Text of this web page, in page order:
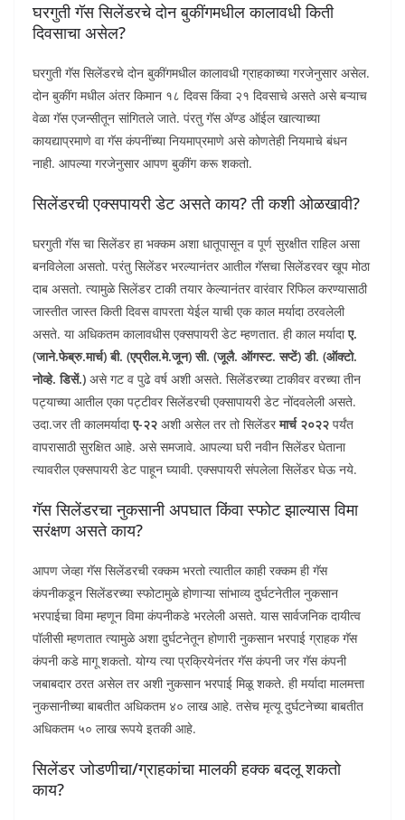
घरगुती गॅस सिलेंडरचे दोन बुकींगमधील कालावधी किती
दिवसाचा असेल?
घरगुती गॅस सिलेंडरचे दोन बुकींगमधील कालावधी ग्राहकाच्या गरजेनुसार असेल.
दोन बुकींग मधील अंतर किमान १८ दिवस किंवा २१ दिवसाचे असते असे बऱ्याच
वेळा गॅस एजन्सीतून सांगितले जाते. पंरतु गॅस ॲण्ड ऑईल खात्याच्या
कायद्याप्रमाणे वा गॅस कंपनींच्या नियमाप्रमाणे असे कोणतेही नियमाचे बंधन
नाही. आपल्या गरजेनुसार आपण बुकींग करू शकतो.
सिलेंडरची एक्सपायरी डेट असते काय? ती कशी ओळखावी?
घरगुती गॅस चा सिलेंडर हा भक्कम अशा धातूपासून व पूर्ण सुरक्षीत राहिल असा
बनविलेला असतो. परंतु सिलेंडर भरल्यानंतर आतील गॅसचा सिलेंडरवर खूप मोठा
दाब असतो. त्यामुळे सिलेंडर टाकी तयार केल्यानंतर वारंवार रिफिल करण्यासाठी
जास्तीत जास्त किती दिवस वापरता येईल याची एक काल मर्यादा ठरवलेली
असते. या अधिकतम कालावधीस एक्सपायरी डेट म्हणतात. ही काल मर्यादाए.
(जाने.फेब्रु.मार्च) बी. (एप्रील.मे.जून) सी. (जूलै. ऑगस्ट. सप्टें) डी. (ऑक्टो.
नोव्हे. डिसें.) असे गट व पुढे वर्ष अशी असते. सिलेंडरच्या टाकीवर वरच्या तीन
पट्याच्या आतील एका पट्टीवर सिलेंडरची एक्सापायरी डेट नोंदवलेली असते.
उदा.जर ती कालमर्यादाए-२२ अशी असेल तर तो सिलेंडरमार्च २०२२ पर्यंत
वापरासाठी सुरक्षित आहे. असे समजावे. आपल्या घरी नवीन सिलेंडर घेताना
त्यावरील एक्सपायरी डेट पाहून घ्यावी. एक्सपायरी संपलेला सिलेंडर घेऊ नये.
गॅस सिलेंडरचा नुकसानी अपघात किंवा स्फोट झाल्यास विमा
सरंक्षण असते काय?
आपण जेव्हा गॅस सिलेंडरची रक्कम भरतो त्यातील काही रक्कम ही गॅस
कंपनीकडून सिलेंडरच्या स्फोटामुळे होणाऱ्या सांभाव्य दुर्घटनेतील नुकसान
भरपाईचा विमा म्हणून विमा कंपनीकडे भरलेली असते. यास सार्वजनिक दायीत्व
पॉलीसी म्हणतात त्यामुळे अशा दुर्घटनेतून होणारी नुकसान भरपाई ग्राहक गॅस
कंपनी कडे मागू शकतो. योग्य त्या प्रक्रियेनंतर गॅस कंपनी जर गॅस कंपनी
जबाबदार ठरत असेल तर अशी नुकसान भरपाई मिळू शकते. ही मर्यादा मालमत्ता
नुकसानीच्या बाबतीत अधिकतम ४० लाख आहे. तसेच मृत्यू दुर्घटनेच्या बाबतीत
अधिकतम ५० लाख रूपये इतकी आहे.
सिलेंडर जोडणीचा/ग्राहकांचा मालकी हक्क बदलू शकतो
काय?